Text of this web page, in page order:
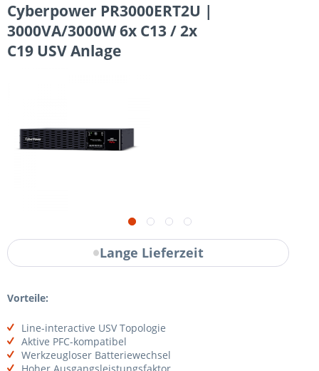
Cyberpower PR3000ERT2U |
3000VA/3000W 6x C13 / 2x
C19 USV Anlage
Lange Lieferzeit
Vorteile:
Line-interactive USV Topologie
Aktive PFC-kompatibel
Werkzeugloser Batteriewechsel